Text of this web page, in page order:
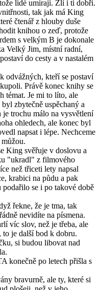
lidé umírají. Zlí i ti dobří.
tak jak má King
čtenář z hlouby duše
knihou o zeď, protože
s velkým B je dokonale
Velký Jim, místní radní,
do cesty a v nastalém
odvážných, kteří se postaví
Právě konec knihy se
témat. Je mi to líto, ale
zbytečně uspěchaný a
je trochu málo na vysvětlení
ohledech, ale konec byl
napsat i lépe. Nechceme
King svěřuje v doslovu a
"ukradl" z filmového
než třiceti lety napsal
krabici na půdu a pak
podařilo se i po takové době
řekne, že je tma, tak
nevidíte na písmena.
víc slov, než je třeba, ale
je další bod k dobru.
si budou libovat nad
konečně po letech přišla s
bravurně, ale ty, které si